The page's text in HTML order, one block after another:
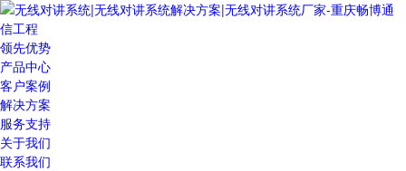
领先优势
产品中心
客户案例
解决方案
服务支持
关于我们
联系我们